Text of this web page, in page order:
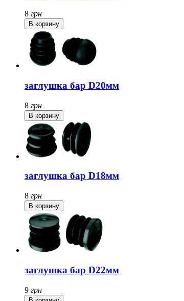
8 грн
заглушка бар D20мм
8 грн
заглушка бар D18мм
8 грн
заглушка бар D22мм
9 грн